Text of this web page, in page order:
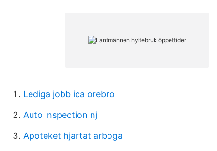
Lediga jobb ica orebro
Auto inspection nj
Apoteket hjartat arboga